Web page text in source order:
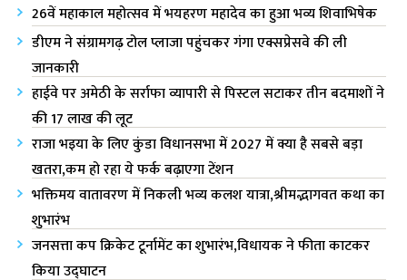
26वें महाकाल महोत्सव में भयहरण महादेव का हुआ भव्य शिवाभिषेक
डीएम ने संग्रामगढ़ टोल प्लाजा पहुंचकर गंगा एक्सप्रेसवे की ली
जानकारी
हाईवे पर अमेठी के सर्राफा व्यापारी से पिस्टल सटाकर तीन बदमाशों ने
की 17 लाख की लूट
राजा भ‌इया के लिए कुंडा विधानसभा में 2027 में क्या है सबसे बड़ा
खतरा,कम हो रहा ये फर्क बढ़ाएगा टेंशन
भक्तिमय वातावरण में निकली भव्य कलश यात्रा,श्रीमद्भागवत कथा का
शुभारंभ
जनसत्ता कप क्रिकेट टूर्नामेंट का शुभारंभ,विधायक ने फीता काटकर
किया उद्घाटन